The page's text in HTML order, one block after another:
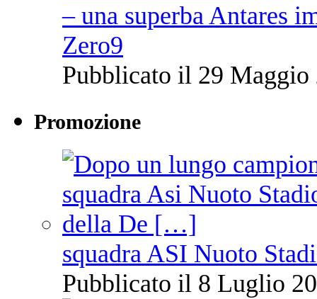
– una superba Antares
Zero9
Pubblicato il 29 Maggio
Promozione
squadra ASI Nuoto
Pubblicato il 8 Luglio